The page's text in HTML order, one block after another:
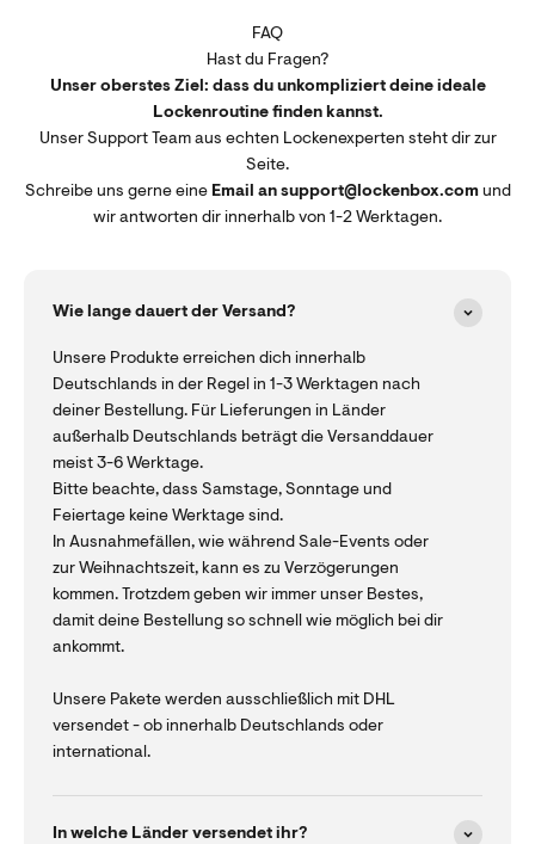
FAQ
Hast du Fragen?
Unser oberstes Ziel: dass du unkompliziert deine ideale
Lockenroutine finden kannst.
Unser Support Team aus echten Lockenexperten steht dir zur
Seite.
Schreibe uns gerne eine Email an support@lockenbox.comund
wir antworten dir innerhalb von 1-2 Werktagen.
Wie lange dauert der Versand?
Unsere Produkte erreichen dich innerhalb
Deutschlands in der Regel in 1-3 Werktagen nach
deiner Bestellung. Für Lieferungen in Länder
außerhalb Deutschlands beträgt die Versanddauer
meist 3-6 Werktage.
Bitte beachte, dass Samstage, Sonntage und
Feiertage keine Werktage sind.
In Ausnahmefällen, wie während Sale-Events oder
zur Weihnachtszeit, kann es zu Verzögerungen
kommen. Trotzdem geben wir immer unser Bestes,
damit deine Bestellung so schnell wie möglich bei dir
ankommt.
Unsere Pakete werden ausschließlich mit DHL
versendet - ob innerhalb Deutschlands oder
international.
In welche Länder versendet ihr?